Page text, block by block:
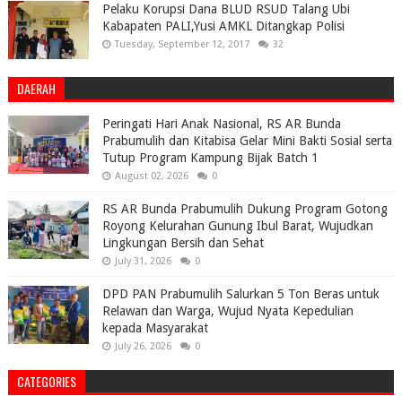
Pelaku Korupsi Dana BLUD RSUD Talang Ubi
Kabapaten PALI,Yusi AMKL Ditangkap Polisi
Tuesday, September 12, 2017 32
DAERAH
Peringati Hari Anak Nasional, RS AR Bunda
Prabumulih dan Kitabisa Gelar Mini Bakti Sosial serta
Tutup Program Kampung Bijak Batch 1
August 02, 2026 0
RS AR Bunda Prabumulih Dukung Program Gotong
Royong Kelurahan Gunung Ibul Barat, Wujudkan
Lingkungan Bersih dan Sehat
July 31, 2026 0
DPD PAN Prabumulih Salurkan 5 Ton Beras untuk
Relawan dan Warga, Wujud Nyata Kepedulian
kepada Masyarakat
July 26, 2026 0
CATEGORIES